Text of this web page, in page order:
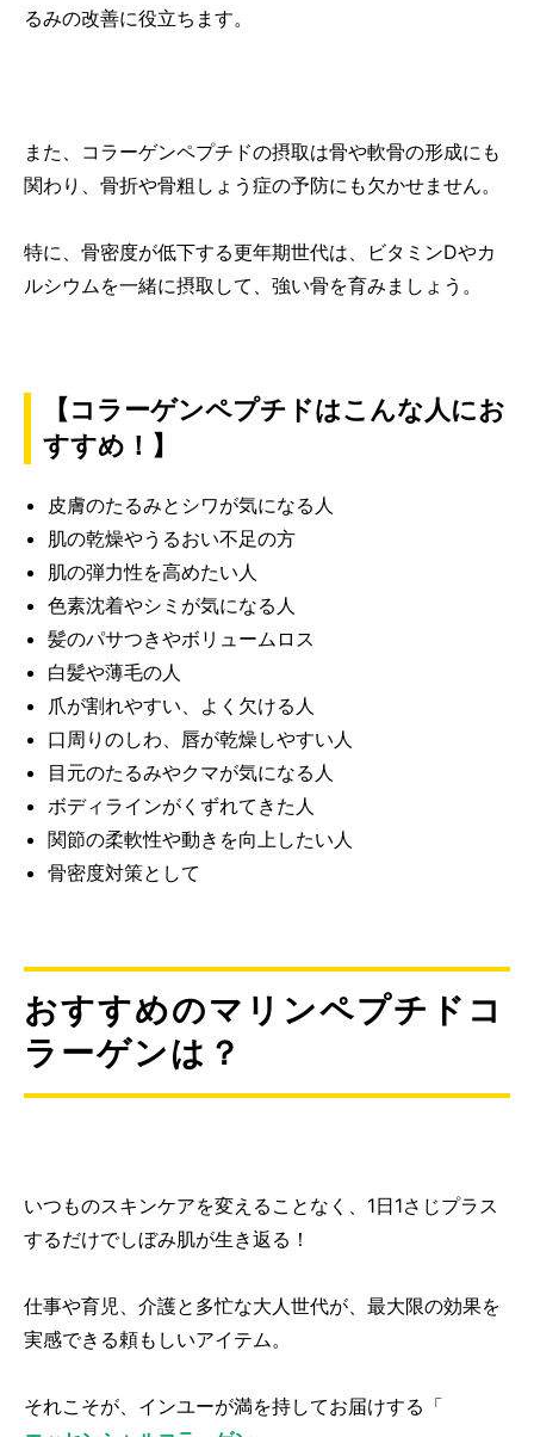
るみの改善に役立ちます。
また、コラーゲンペプチドの摂取は骨や軟骨の形成にも
関わり、骨折や骨粗しょう症の予防にも欠かせません。
特に、骨密度が低下する更年期世代は、ビタミンDやカ
ルシウムを一緒に摂取して、強い骨を育みましょう。
【コラーゲンペプチドはこんな人にお
すすめ！】
皮膚のたるみとシワが気になる人
肌の乾燥やうるおい不足の方
肌の弾力性を高めたい人
色素沈着やシミが気になる人
髪のパサつきやボリュームロス
白髪や薄毛の人
爪が割れやすい、よく欠ける人
口周りのしわ、唇が乾燥しやすい人
目元のたるみやクマが気になる人
ボディラインがくずれてきた人
関節の柔軟性や動きを向上したい人
骨密度対策として
おすすめのマリンペプチドコ
ラーゲンは？
いつものスキンケアを変えることなく、1日1さじプラス
するだけでしぼみ肌が生き返る！
仕事や育児、介護と多忙な大人世代が、最大限の効果を
実感できる頼もしいアイテム。
それこそが、インユーが満を持してお届けする「